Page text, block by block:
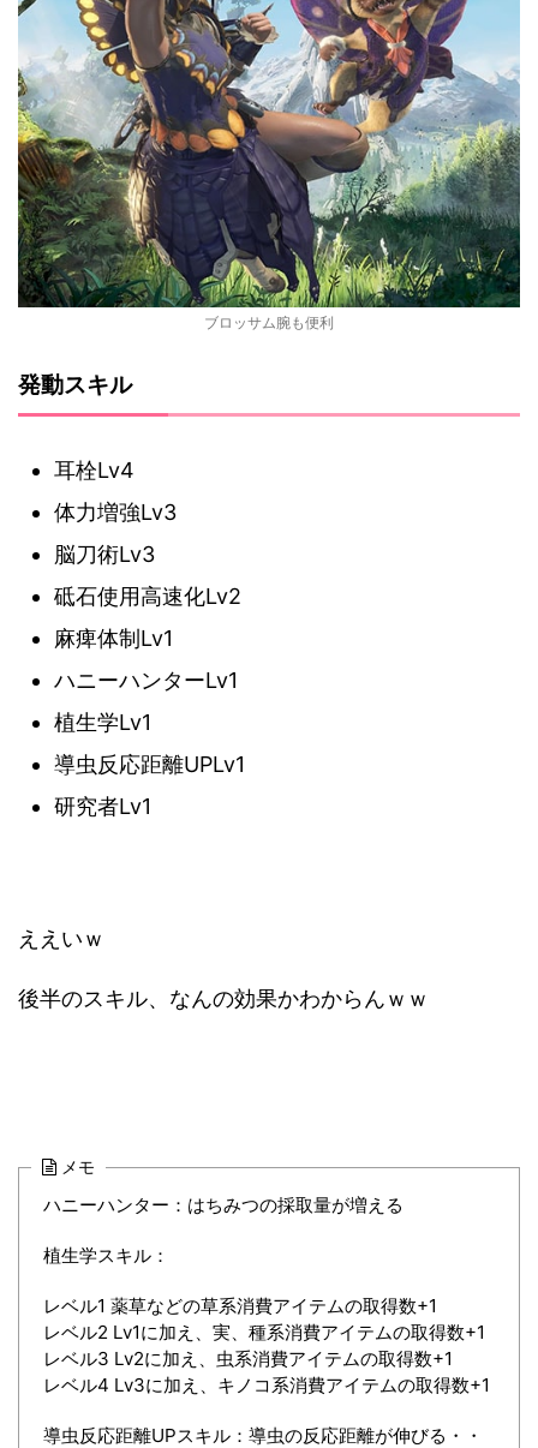
ブロッサム腕も便利
発動スキル
耳栓Lv4
体力増強Lv3
脳刀術Lv3
砥石使用高速化Lv2
麻痺体制Lv1
ハニーハンターLv1
植生学Lv1
導虫反応距離UPLv1
研究者Lv1
ええいｗ
後半のスキル、なんの効果かわからんｗｗ
メモ
ハニーハンター：はちみつの採取量が増える
植生学スキル：
レベル1 薬草などの草系消費アイテムの取得数+1
レベル2 Lv1に加え、実、種系消費アイテムの取得数+1
レベル3 Lv2に加え、虫系消費アイテムの取得数+1
レベル4 Lv3に加え、キノコ系消費アイテムの取得数+1
導虫反応距離UPスキル：導虫の反応距離が伸びる・・